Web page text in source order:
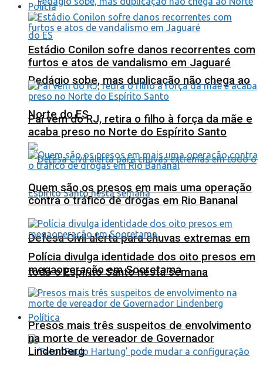
Pedágio sobe, mas duplicação não chega ao
Norte do ES
Defesa Civil alerta para chuvas extremas em
todo o Espírito Santo nesta semana
Política
Polícia
Estádio Conilon sofre danos recorrentes com
furtos e atos de vandalismo em Jaguaré
Pai vem do RJ, retira o filho à força da mãe e
acaba preso no Norte do Espírito Santo
Quem são os presos em mais uma operação
contra o tráfico de drogas em Rio Bananal
Polícia divulga identidade dos oito presos em
megaoperação em Sooretama
Presos mais três suspeitos de envolvimento
na morte de vereador de Governador
Lindenberg